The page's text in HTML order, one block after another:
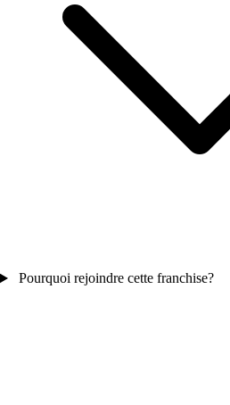
Pourquoi rejoindre cette franchise?